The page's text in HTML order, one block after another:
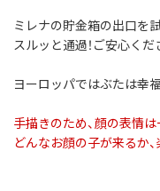
ミレナの貯金箱の出口を
スルッと通過！ご安心くだ
ヨーロッパではぶたは幸
手描きのため、顔の表情
どんなお顔の子が来るか